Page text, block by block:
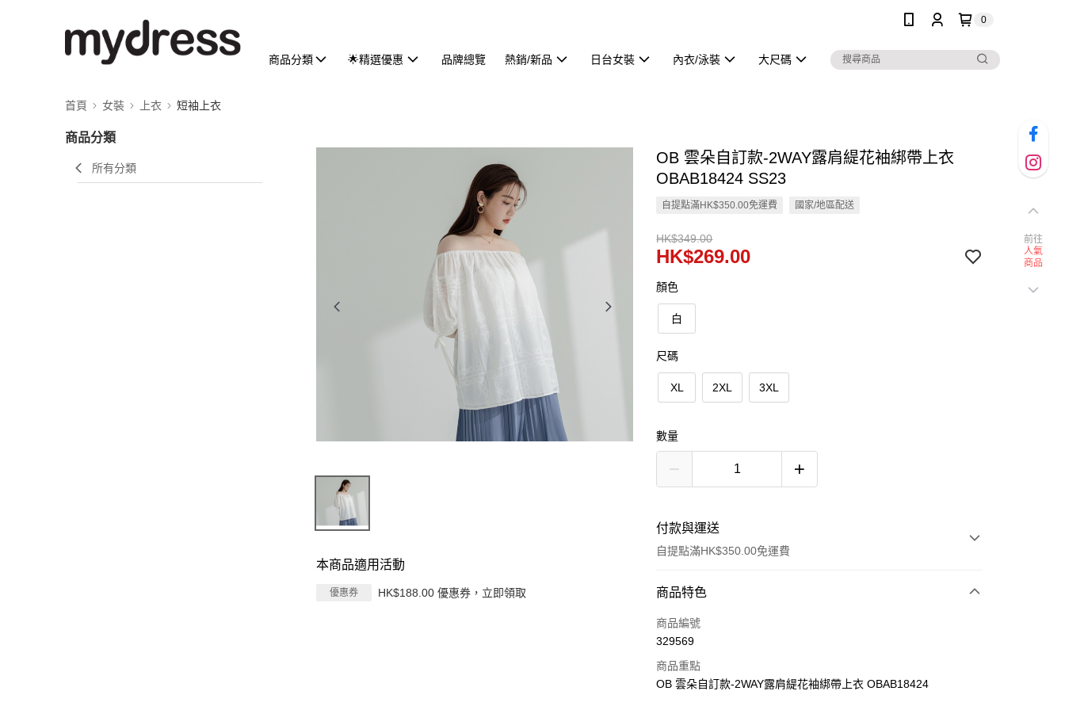
0
商品分類 🌟精選優惠 品牌總覽 熱銷/新品 日台女裝 內衣/泳裝 大尺碼
首頁 女裝 上衣 短袖上衣
商品分類
所有分類
本商品適用活動
優惠券 HK$188.00 優惠券，立即領取
OB 雲朵自訂款-2WAY露肩緹花袖綁帶上衣
OBAB18424 SS23
自提點滿HK$350.00免運費 國家/地區配送
HK$349.00
HK$269.00
顏色
白
尺碼
XL 2XL 3XL
數量
付款與運送
自提點滿HK$350.00免運費
付款方式
信用卡
AlipayHK
商品特色
商品編號
329569
商品重點
OB 雲朵自訂款-2WAY露肩緹花袖綁帶上衣 OBAB18424
前往
人氣
商品